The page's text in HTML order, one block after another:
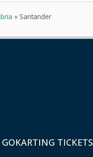
» Santander
GOKARTING TICKETS